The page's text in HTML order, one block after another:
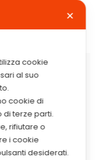
nelle
case
e
✕
cookie
al suo
cookie di
di terze parti.
rifiutare o
i cookie
desiderati.